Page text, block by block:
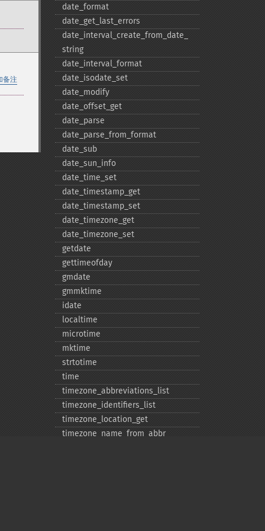
备注
date_​format
date_​get_​last_​errors
date_​interval_​create_​from_​date_​
string
date_​interval_​format
date_​isodate_​set
date_​modify
date_​offset_​get
date_​parse
date_​parse_​from_​format
date_​sub
date_​sun_​info
date_​time_​set
date_​timestamp_​get
date_​timestamp_​set
date_​timezone_​get
date_​timezone_​set
getdate
gettimeofday
gmdate
gmmktime
idate
localtime
microtime
mktime
strtotime
time
timezone_​abbreviations_​list
timezone_​identifiers_​list
timezone_​location_​get
timezone_​name_​from_​abbr